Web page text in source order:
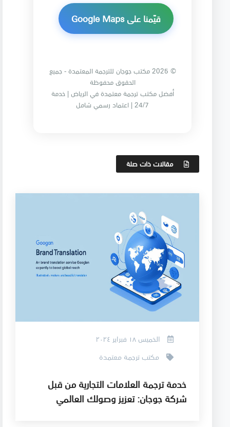
قيّمنا على Google Maps
© 2025 مكتب جوجان للترجمة المعتمدة - جميع
الحقوق محفوظة
أفضل مكتب ترجمة معتمدة في الرياض | خدمة
24/7 | اعتماد رسمي شامل
مقالات ذات صلة
الخميس ١٨ فبراير ٢٠٢٤
مكتب ترجمة معتمدة
خدمة ترجمة العلامات التجارية من قبل
شركة جوجان: تعزيز وصولك العالمي